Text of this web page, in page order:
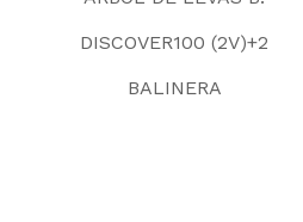
DISCOVER100 (2V)+2
BALINERA